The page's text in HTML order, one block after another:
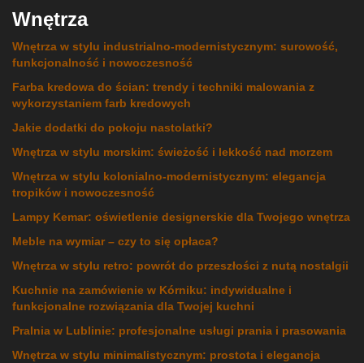
Wnętrza
Wnętrza w stylu industrialno-modernistycznym: surowość,
funkcjonalność i nowoczesność
Farba kredowa do ścian: trendy i techniki malowania z
wykorzystaniem farb kredowych
Jakie dodatki do pokoju nastolatki?
Wnętrza w stylu morskim: świeżość i lekkość nad morzem
Wnętrza w stylu kolonialno-modernistycznym: elegancja
tropików i nowoczesność
Lampy Kemar: oświetlenie designerskie dla Twojego wnętrza
Meble na wymiar – czy to się opłaca?
Wnętrza w stylu retro: powrót do przeszłości z nutą nostalgii
Kuchnie na zamówienie w Kórniku: indywidualne i
funkcjonalne rozwiązania dla Twojej kuchni
Pralnia w Lublinie: profesjonalne usługi prania i prasowania
Wnętrza w stylu minimalistycznym: prostota i elegancja